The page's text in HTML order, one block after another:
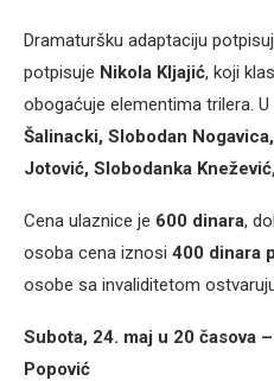
Dramaturšku adaptaciju
potpisuje Nikola Kljajić, koji
obogaćuje elementima trilera. U
Šalinacki, Slobodan
Jotović, Slobodanka
Cena ulaznice je 600 dinara,
osoba cena iznosi 400 dinara
osobe sa invaliditetom
Subota, 24. maj u 20 časova
Popović